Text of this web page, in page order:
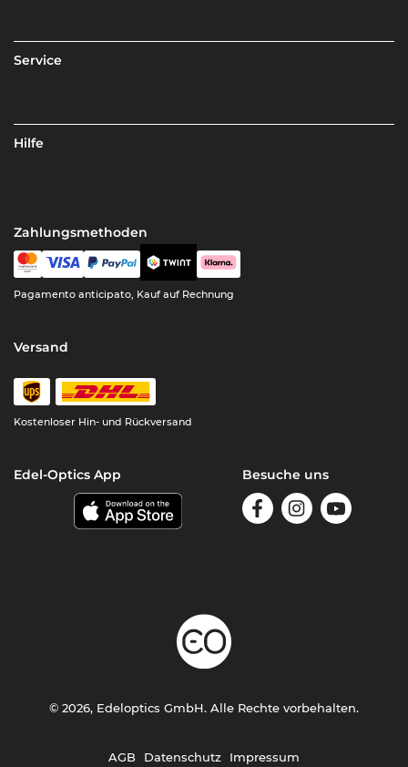
Service
Hilfe
Zahlungsmethoden
Pagamento anticipato, Kauf auf Rechnung
Versand
Kostenloser Hin- und Rückversand
Edel-Optics App Besuche uns
AGB Datenschutz Impressum
© 2026, Edeloptics GmbH. Alle Rechte vorbehalten.